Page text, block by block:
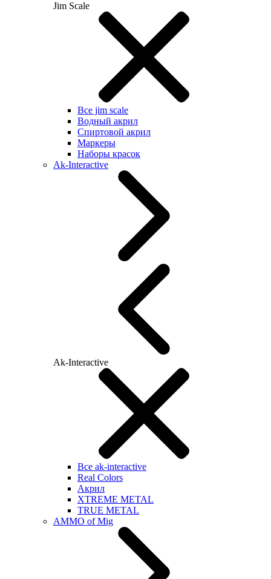
Jim Scale
Все jim scale
Водный акрил
Спиртовой акрил
Маркеры
Наборы красок
Ak-Interactive
Ak-Interactive
Все ak-interactive
Real Colors
Акрил
XTREME METAL
TRUE METAL
AMMO of Mig